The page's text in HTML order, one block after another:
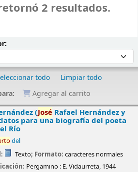
2 resultados.
todo
Limpiar todo
Agregar al carrito
(José Rafael Hernández y
para una biografía del poeta
Río
del
Texto; Formato: caracteres normales
Pergamino : E. Vidaurreta, 1944